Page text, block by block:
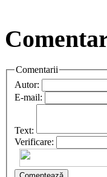
Comentarii
Autor:
E-mail:
Text:
Verificare: